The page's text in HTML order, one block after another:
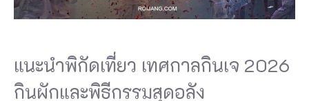
แนะนำพิกัดเที่ยว เทศกาลกินเจ 2026
กินผักและพิธีกรรมสุดอลัง